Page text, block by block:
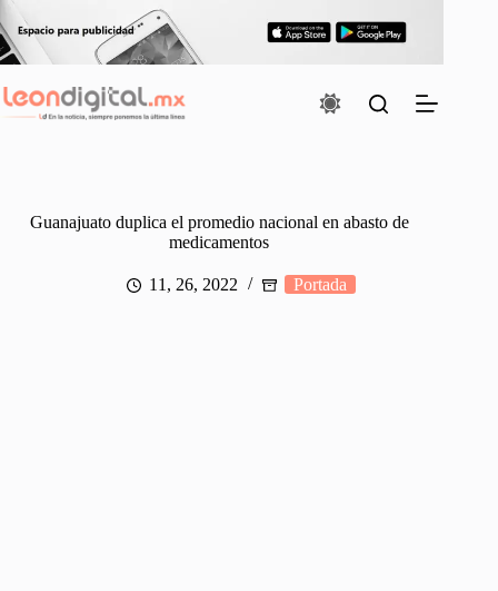
al
contenido
Guanajuato duplica el promedio nacional en abasto de
medicamentos
11, 26, 2022 Portada